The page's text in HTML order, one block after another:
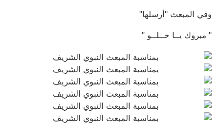
وفي المبعث ''أرسلها"
" مبروك يــا حــلــو "